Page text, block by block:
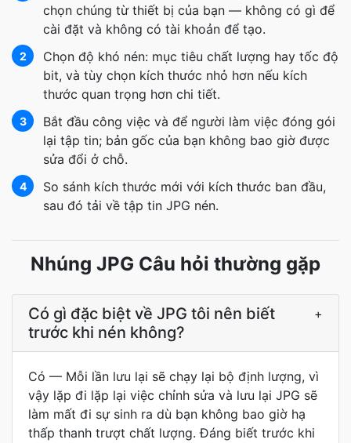
chọn chúng từ thiết bị của bạn — không có gì để
cài đặt và không có tài khoản để tạo.
2
Chọn độ khó nén: mục tiêu chất lượng hay tốc độ
bit, và tùy chọn kích thước nhỏ hơn nếu kích
thước quan trọng hơn chi tiết.
3
Bắt đầu công việc và để người làm việc đóng gói
lại tập tin; bản gốc của bạn không bao giờ được
sửa đổi ở chỗ.
4
So sánh kích thước mới với kích thước ban đầu,
sau đó tải về tập tin JPG nén.
Nhúng JPG Câu hỏi thường gặp
Có gì đặc biệt về JPG tôi nên biết
trước khi nén không?
+
Có — Mỗi lần lưu lại sẽ chạy lại bộ định lượng, vì
vậy lặp đi lặp lại việc chỉnh sửa và lưu lại JPG sẽ
làm mất đi sự sinh ra dù bạn không bao giờ hạ
thấp thanh trượt chất lượng. Đáng biết trước khi